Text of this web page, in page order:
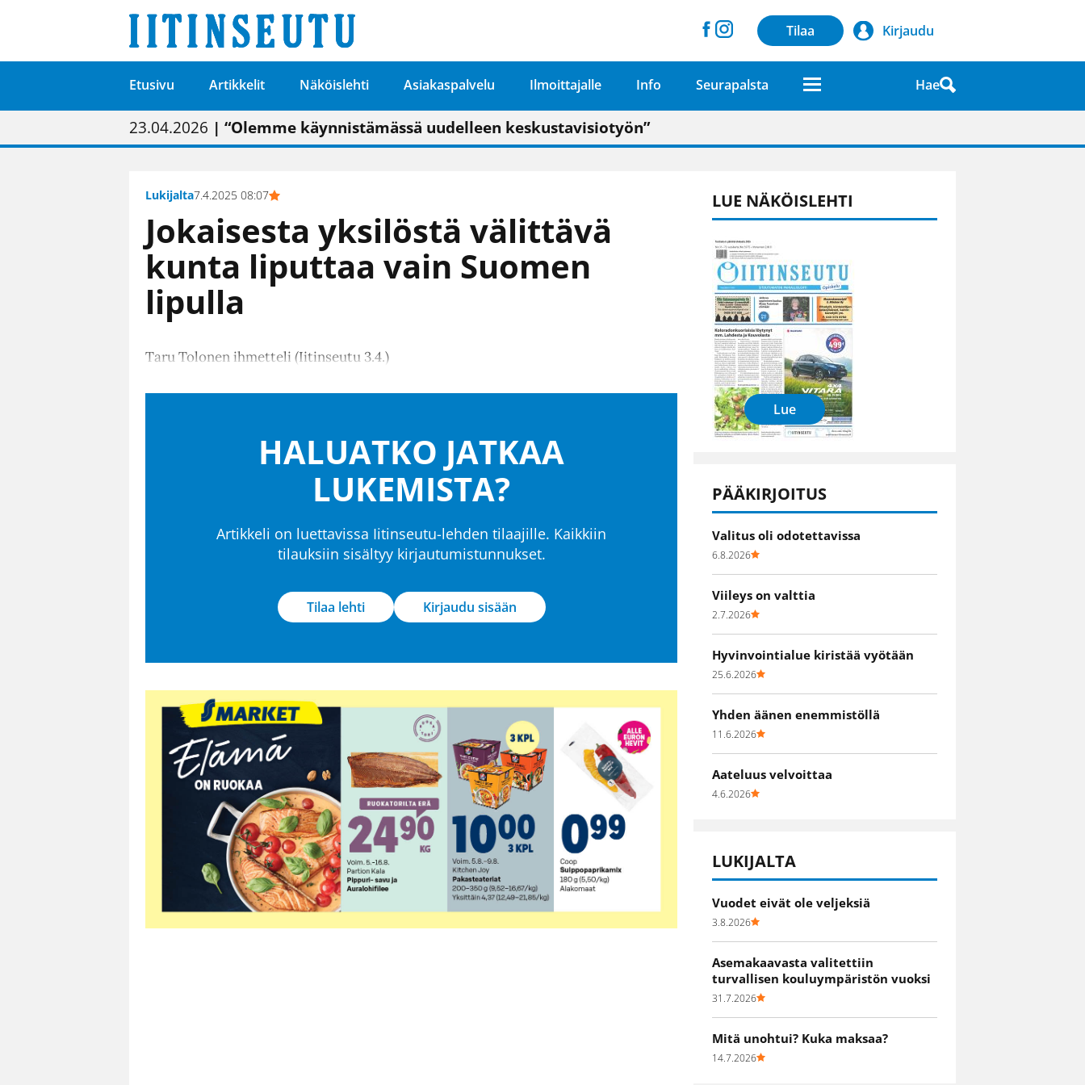
Tilaa Kirjaudu
Etusivu Artikkelit Näköislehti Asiakaspalvelu Ilmoittajalle Info Seurapalsta Hae
01.02.2026 | Painon vaihtumisen pitäisi näkyä hieman parempana painojäljen laatuna lehdessä
05.02.2026 | Uudistettu kunnantalo on valoisa
23.04.2026 | “Olemme käynnistämässä uudelleen keskustavisiotyön”
09.05.2026| "Maalla on totuttu elämään omavaraisemmin kuin kaupungissa"
Lukijalta7.4.2025 08:07
Jokaisesta yksilöstä välittävä
kunta liputtaa vain Suomen
lipulla
Taru Tolonen ihmetteli (Iitinseutu 3.4.)
HALUATKO JATKAA
LUKEMISTA?
Artikkeli on luettavissa Iitinseutu-lehden tilaajille. Kaikkiin
tilauksiin sisältyy kirjautumistunnukset.
Tilaa lehti Kirjaudu sisään
LUE NÄKÖISLEHTI
Lue
PÄÄKIRJOITUS
Valitus oli odotettavissa
6.8.2026
Viileys on valttia
2.7.2026
Hyvinvointialue kiristää vyötään
25.6.2026
Yhden äänen enemmistöllä
11.6.2026
Aateluus velvoittaa
4.6.2026
LUKIJALTA
Vuodet eivät ole veljeksiä
3.8.2026
Asemakaavasta valitettiin
turvallisen kouluympäristön vuoksi
31.7.2026
Mitä unohtui? Kuka maksaa?
14.7.2026